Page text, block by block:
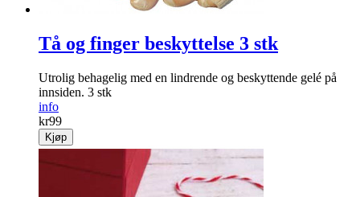
Tå og finger beskyttelse 3 stk
Utrolig behagelig med en lindrende og beskyttende gelé på
innsiden. 3 stk
info
kr99
Kjøp